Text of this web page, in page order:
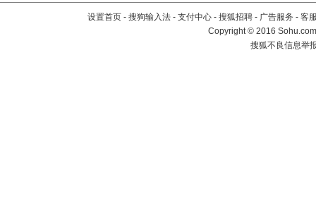
设置首页 - 搜狗输入法 - 支付中心 - 搜狐招聘 - 广告服务 - 客
Copyright©2016
搜狐不良信息举